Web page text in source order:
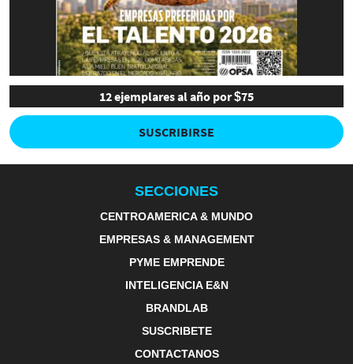
12 ejemplares al año por $75
SUSCRIBIRSE
SECCIONES
CENTROAMERICA & MUNDO
EMPRESAS & MANAGEMENT
PYME EMPRENDE
INTELIGENCIA E&N
BRANDLAB
SUSCRIBETE
CONTACTANOS